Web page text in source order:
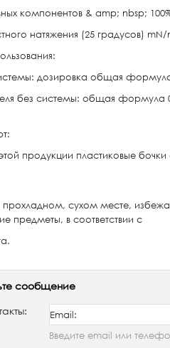
компонентов & amp; nbsp;
натяжения (25 градусов) mN/
дозировка общая формула
без системы: общая формула
продукции пластиковые бочки
прохладном, сухом месте,
предметы, в соответствии с
сообщение
Введите email или